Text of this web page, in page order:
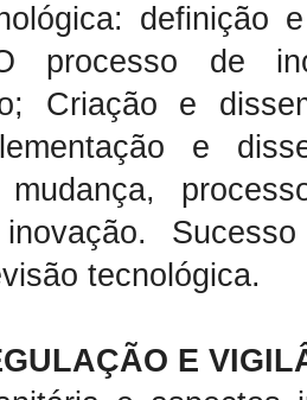
definição
processo de
Criação e
e
tecnológica.
E